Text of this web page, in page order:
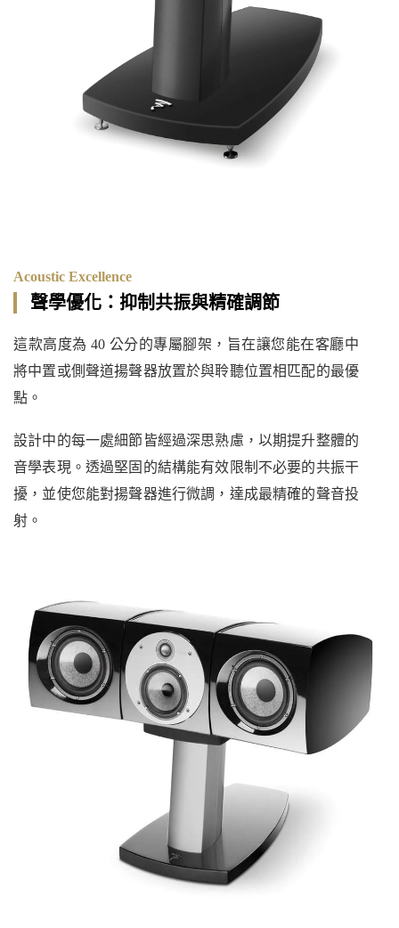
Acoustic Excellence
聲學優化：抑制共振與精確調節
這款高度為 40 公分的專屬腳架，旨在讓您能在客廳中
將中置或側聲道揚聲器放置於與聆聽位置相匹配的最優
點。
設計中的每一處細節皆經過深思熟慮，以期提升整體的
音學表現。透過堅固的結構能有效限制不必要的共振干
擾，並使您能對揚聲器進行微調，達成最精確的聲音投
射。